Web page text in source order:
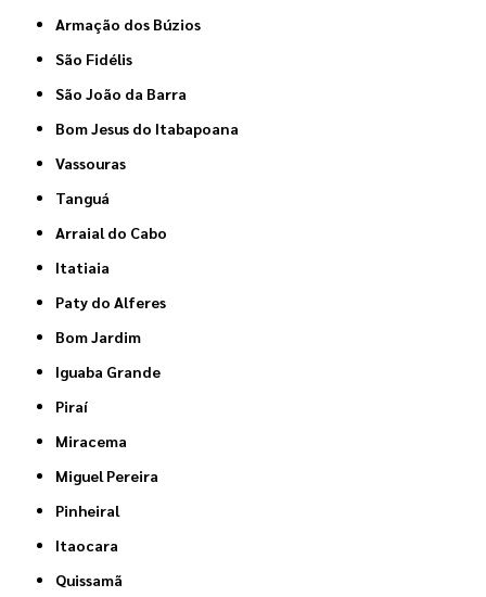
Armação dos Búzios
São Fidélis
São João da Barra
Bom Jesus do Itabapoana
Vassouras
Tanguá
Arraial do Cabo
Itatiaia
Paty do Alferes
Bom Jardim
Iguaba Grande
Piraí
Miracema
Miguel Pereira
Pinheiral
Itaocara
Quissamã